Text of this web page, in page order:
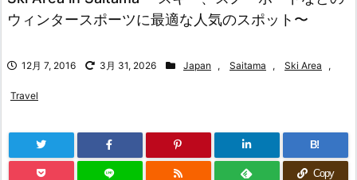
ウィンタースポーツに最適な人気のスポット〜
12月 7, 2016 3月 31, 2026 Japan , Saitama , Ski Area ,
Travel
B!
Copy